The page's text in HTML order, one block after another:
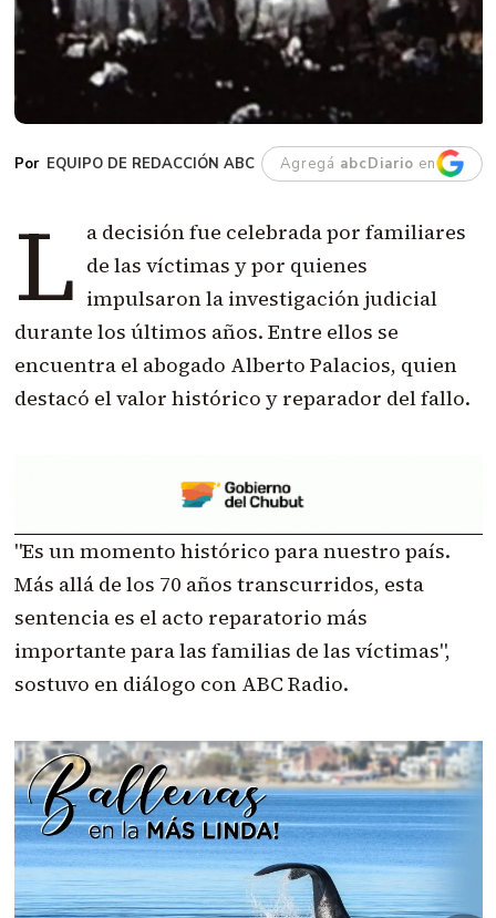
EQUIPO DE REDACCIÓN ABC Agregá abcDiario en
L a decisión fue celebrada por familiares
de las víctimas y por quienes
impulsaron la investigación judicial
durante los últimos años. Entre ellos se
encuentra el abogado Alberto Palacios, quien
destacó el valor histórico y reparador del fallo.
"Es un momento histórico para nuestro país.
Más allá de los 70 años transcurridos, esta
sentencia es el acto reparatorio más
importante para las familias de las víctimas",
sostuvo en diálogo con ABC Radio.